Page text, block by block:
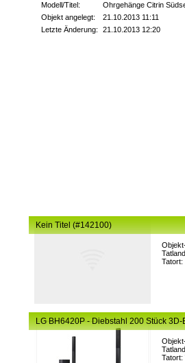
Modell/Titel:
Ohrgehänge Citrin
Objekt angelegt:
21.10.2013 11:11
Letzte Änderung:
21.10.2013 12:20
Tatort:
Kein Titel (#142100)
Tatort:
LG BH6420P - Diebstahl 200 Stück